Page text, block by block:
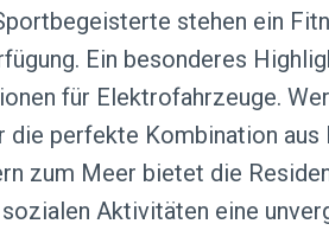
stehen ein
Ein besonderes
für Elektrofahrzeuge.
perfekte Kombination aus
zum Meer bietet die
Aktivitäten eine